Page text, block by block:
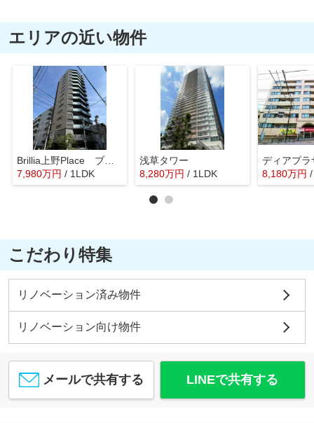
エリアの近い物件
Brillia上野Place ブリリア上野プレイス
7,980万円 / 1LDK
浅草タワー
8,280万円 / 1LDK
ディアプラ
8,180万円
こだわり特集
リノベーション済み物件
リノベーション向け物件
メールで共有する LINEで共有する